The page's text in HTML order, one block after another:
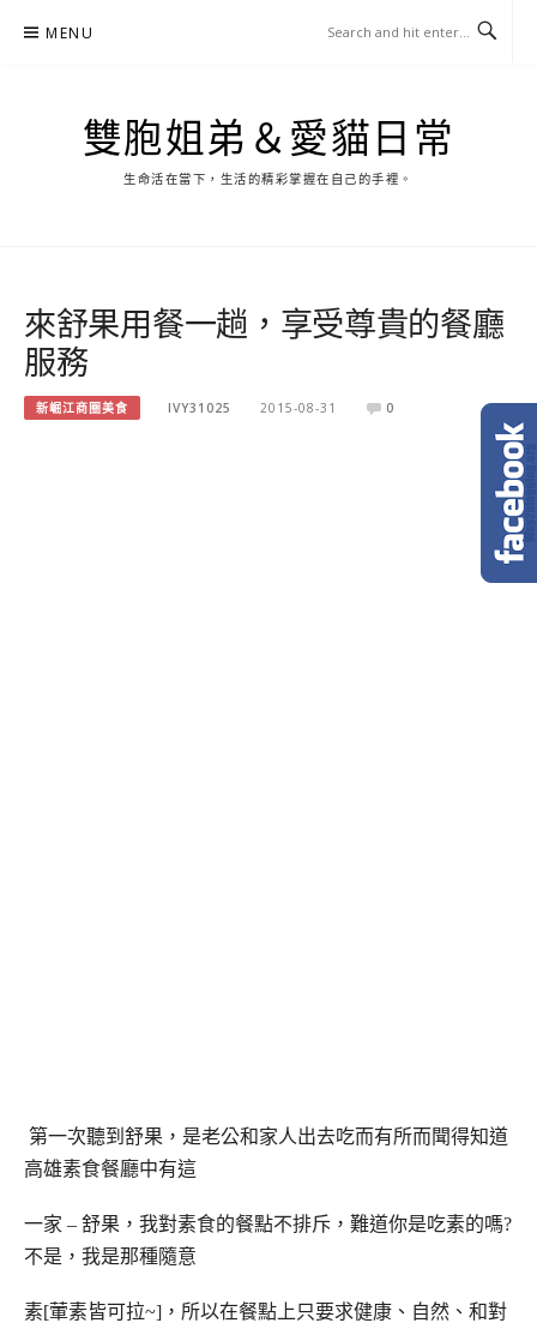
MENU
雙胞姐弟＆愛貓日常
生命活在當下，生活的精彩掌握在自己的手裡。
來舒果用餐一趟，享受尊貴的餐廳
服務
新崛江商圈美食 IVY31025 2015-08-31 0
第一次聽到舒果 ，是老公和家人出去吃而有所而聞得知道
高雄素食餐廳中有這
一家 – 舒果，我對素食的餐點不排斥，難道你是吃素的嗎?
不是，我是那種隨意
素[葷素皆可拉~]，所以在餐點上只要求健康、自然、和對